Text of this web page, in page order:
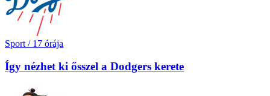
Sport / 17 órája
Így nézhet ki ősszel a Dodgers kerete